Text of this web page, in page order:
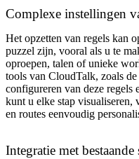
Complexe instellingen
Het opzetten van regels kan
puzzel zijn, vooral als u te
oproepen, talen of unieke
tools van CloudTalk, zoals de
configureren van deze
kunt u elke stap visualiseren,
en routes eenvoudig
Integratie met bestaande